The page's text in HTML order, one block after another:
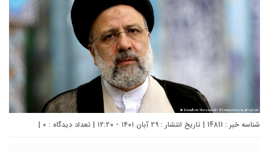
شناسه خبر : 14811 | تاریخ انتشار : ۲۹ آبان ۱۴۰۱ - ۱۲:۲۰ | تعداد دیدگاه : 0
|